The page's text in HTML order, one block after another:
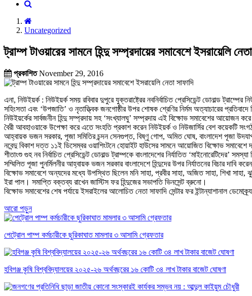
Uncategorized
ট্রাম্প টাওয়ারের সামনে হিন্দু সম্প্রদায়ের সমাবেশে ইসরায়েলি
প্রকাশিতNovember 29, 2016
এনা, নিউইয়র্ক : নিউইয়র্ক সময় রবিবার দুপুরে যুক্তরাষ্ট্রের নবনির্বাচিত প্রেসিডেন্ট ডোনাল্ড ট্রাম্পের
সহিংসতা এবং ‘উপজাতি’ ও নৃতাত্ত্বিক জনগোষ্ঠীর উপর শোষক শ্রেণির নির্মম অত্যাচারের
নিউইয়র্কের সার্বজনীন হিন্দু সম্প্রদায় সহ ‘সংখ্যালঘু’ সম্প্রদায় এই বিক্ষোভ সমাবেশের আয়োজন
বৈরী আবহাওয়াকে উপেক্ষা করে এতে সংহতি প্রকাশ করেন নিউইয়র্ক ও নিউজার্সির বেশ কয়েকটি
আহ্বায়ক ভজন সরকার, পূজা সমিতির চন্দন সেনগুপ্ত, বিষ্ণু গোপ, অমিত ঘোষ, বাংলাদেশ পূজা
নবেন্দু বিকাশ দত্ত ১১ই ডিসেম্বর ওয়াশিংটনে হোয়াইট হাউসের সামনে আয়োজিত বিক্ষোভ সমাবেশে
শীতাংশু গুহ নব নির্বাচিত প্রেসিডেন্ট ডোনাল্ড ট্রাম্পকে বাংলাদেশের নির্যাতিত ‘মাইনোরেটিদের’
সম্মিলিত পূজা পুনর্মিলনীর আহ্বায়ক ভজন সরকার বাংলাদেশে হিন্দুদের উপর নির্যাতনের বিচার দাবি
বিক্ষোভ সমাবেশে অন্যদের মধ্যে উপস্থিত ছিলেন মনি সাহা, প্রবীর সাহা, অজিত সাহা, শিখা
ইরা পাল। সমাপ্তি বক্তব্য রাখেন জাস্টিস ফর হিন্দুজের সভাপতি ভিনসেন্ট ব্রুনো।
বিক্ষোভ সমাবেশের শেষ পর্যায়ে ইসরাইলের আলোচিত নেতা সাফাদি সেন্টার ফর ইন্টান্যাশানাল
আরো পড়ুন
পেট্রোল পাম্প কর্মচারীকে ছুরিকাঘাত মামলার ৩ আসামি গ্রেফতার
হবিগঞ্জ কৃষি বিশ্ববিদ্যালয়ের ২০২৫-২৬ অর্থবছরের ১৬ কোটি ৩৪ লাখ টাকার বাজেট ঘোষণা